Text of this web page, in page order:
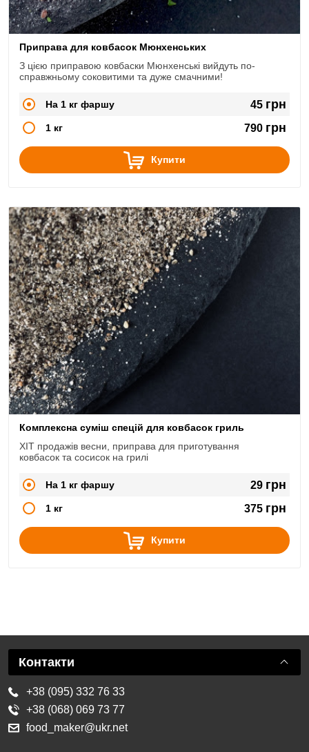
Приправа для ковбасок Мюнхенських
З цією приправою ковбаски Мюнхенські вийдуть по-
справжньому соковитими та дуже смачними!
На 1 кг фаршу 45 грн
1 кг 790 грн
Купити
Комплексна суміш спецій для ковбасок гриль
ХІТ продажів весни, приправа для приготування
На 1 кг фаршу 29 грн
1 кг 375 грн
Купити
Контакти
+38 (095) 332 76 33
+38 (068) 069 73 77
food_maker@ukr.net